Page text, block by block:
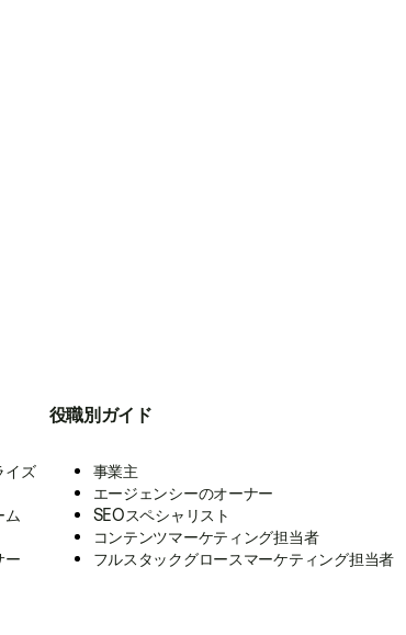
イズ
ム
ー
役職別ガイド
事業主
エージェンシーのオーナー
SEOスペシャリスト
コンテンツマーケティング担当者
フルスタックグロースマーケティング担当者